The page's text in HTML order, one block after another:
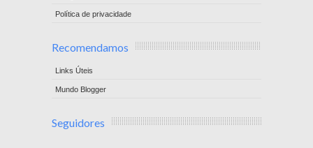
Política de privacidade
Recomendamos
Links Úteis
Mundo Blogger
Seguidores